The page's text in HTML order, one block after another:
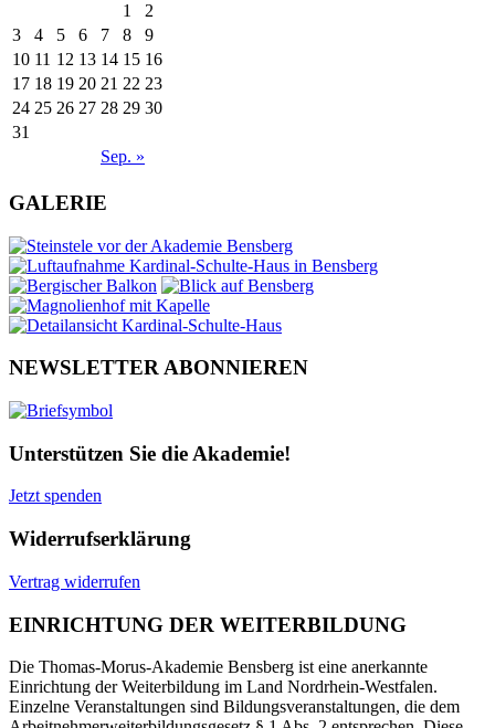
Sep. »
1
2
3
4 5 6 7 8
9
10 11 12 13 14 15 16
17 18 19 20 21 22 23
24 25 26 27 28 29 30
31
GALERIE
NEWSLETTER ABONNIEREN
Unterstützen Sie die Akademie!
Jetzt spenden
Widerrufserklärung
Vertrag widerrufen
EINRICHTUNG DER WEITERBILDUNG
Die Thomas-Morus-Akademie Bensberg ist eine anerkannte
Einrichtung der Weiterbildung im Land Nordrhein-Westfalen.
Einzelne Veranstaltungen sind Bildungsveranstaltungen, die dem